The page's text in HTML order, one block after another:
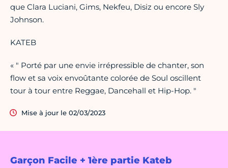
Garçon Facile + 1ère partie Kateb
que Clara Luciani, Gims, Nekfeu, Disiz ou encore Sly
Johnson.
KATEB
« " Porté par une envie irrépressible de chanter, son
flow et sa voix envoûtante colorée de Soul oscillent
tour à tour entre Reggae, Dancehall et Hip-Hop. "
Mise à jour le 02/03/2023